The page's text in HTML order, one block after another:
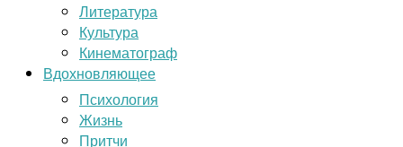
Литература
Культура
Кинематограф
Вдохновляющее
Психология
Жизнь
Притчи